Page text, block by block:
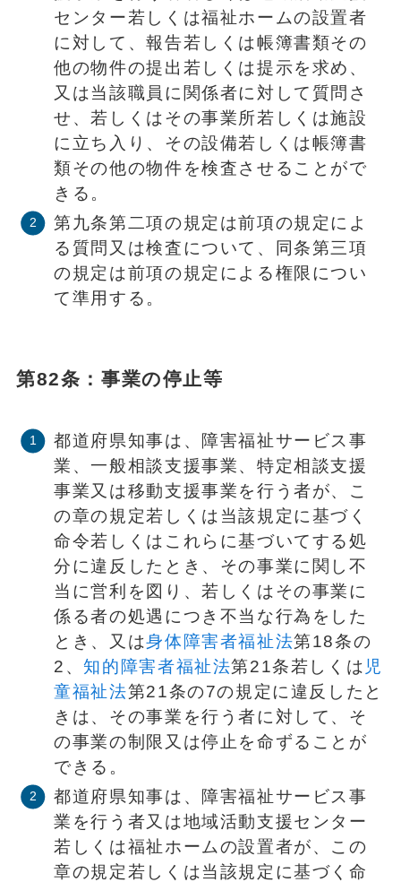
センター若しくは福祉ホームの設置者
に対して、報告若しくは帳簿書類その
他の物件の提出若しくは提示を求め、
又は当該職員に関係者に対して質問さ
せ、若しくはその事業所若しくは施設
に立ち入り、その設備若しくは帳簿書
類その他の物件を検査させることがで
きる。
第九条第二項の規定は前項の規定によ
る質問又は検査について、同条第三項
の規定は前項の規定による権限につい
て準用する。
第82条：事業の停止等
都道府県知事は、障害福祉サービス事
業、一般相談支援事業、特定相談支援
事業又は移動支援事業を行う者が、こ
の章の規定若しくは当該規定に基づく
命令若しくはこれらに基づいてする処
分に違反したとき、その事業に関し不
当に営利を図り、若しくはその事業に
係る者の処遇につき不当な行為をした
とき、又は身体障害者福祉法第18条の
2、知的障害者福祉法第21条若しくは 児
童福祉法第21条の7の規定に違反したと
きは、その事業を行う者に対して、そ
の事業の制限又は停止を命ずることが
できる。
都道府県知事は、障害福祉サービス事
業を行う者又は地域活動支援センター
若しくは福祉ホームの設置者が、この
章の規定若しくは当該規定に基づく命